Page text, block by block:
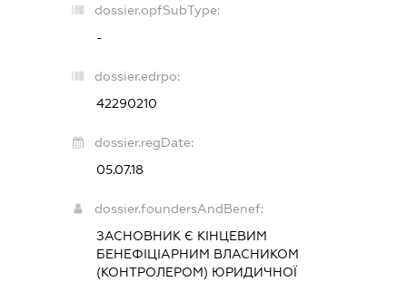
dossier.opfSubType:
-
dossier.edrpo:
42290210
dossier.regDate:
05.07.18
dossier.foundersAndBenef:
ЗАСНОВНИК Є КІНЦЕВИМ
БЕНЕФІЦІАРНИМ ВЛАСНИКОМ
(КОНТРОЛЕРОМ) ЮРИДИЧНОЇ